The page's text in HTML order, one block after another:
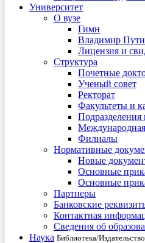
Университет
О вузе
Гимн
Владимир
Лицензия и
Структура
Почетные
Ученый совет
Ректорат
Факультеты и
Филиалы
Нормативные
Новые
Основные
Основные
Партнеры
Банковские
Контактная
Сведения об
Наука Библиотека/Издательство